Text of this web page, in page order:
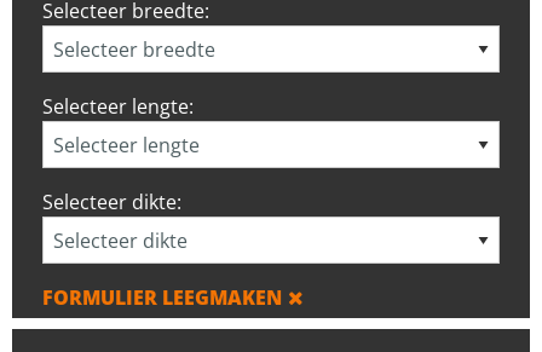
Selecteer breedte:
Selecteer lengte:
Selecteer dikte:
FORMULIER LEEGMAKEN